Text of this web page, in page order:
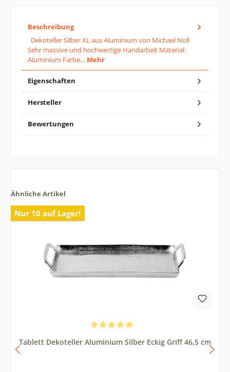
Beschreibung
Dekoteller Silber XL aus Aluminium von Michael Noll
Sehr massive und hochwertige Handarbeit Material:
Aluminium Farbe… Mehr
Eigenschaften
Hersteller
Bewertungen
Ähnliche Artikel
Nur 10 auf Lager!
Tablett Dekoteller Aluminium Silber Eckig Griff 46,5 cm